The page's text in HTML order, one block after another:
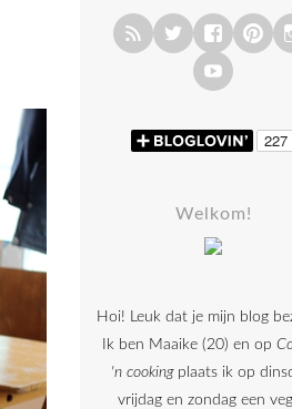
Welkom!
Hoi! Leuk dat je mijn blog
Ik ben Maaike (20) en op
'n cookingplaats ik op
vrijdag en zondag een